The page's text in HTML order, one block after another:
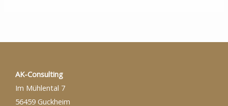
AK-Consulting
Im Mühlental 7
56459 Guckheim